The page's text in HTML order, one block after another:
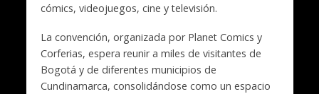
cómics, videojuegos, cine y televisión.
La convención, organizada por Planet Comics y
Corferias, espera reunir a miles de visitantes de
Bogotá y de diferentes municipios de
Cundinamarca, consolidándose como un espacio